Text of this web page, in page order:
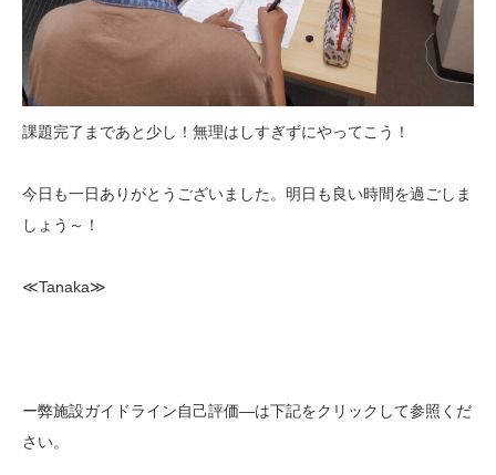
課題完了まであと少し！無理はしすぎずにやってこう！
今日も一日ありがとうございました。明日も良い時間を過ごしま
しょう～！
≪Tanaka≫
ー弊施設ガイドライン自己評価—は下記をクリックして参照くだ
さい。